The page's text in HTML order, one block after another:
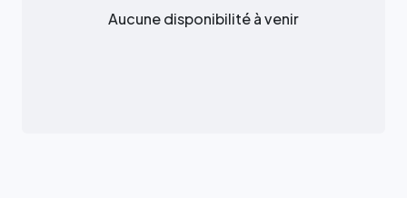
Aucune disponibilité à venir